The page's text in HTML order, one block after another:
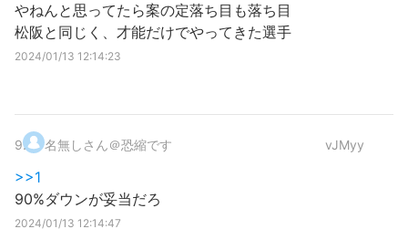
やねんと思ってたら案の定落ち目も落ち目
松阪と同じく、才能だけでやってきた選手
2024/01/13 12:14:23
9. 名無しさん＠恐縮です vJMyy
>>1
90%ダウンが妥当だろ
2024/01/13 12:14:47